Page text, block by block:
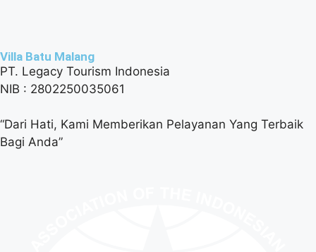
Villa Batu Malang
PT. Legacy Tourism Indonesia
NIB : 2802250035061
“Dari Hati, Kami Memberikan Pelayanan Yang Terbaik
Bagi Anda”